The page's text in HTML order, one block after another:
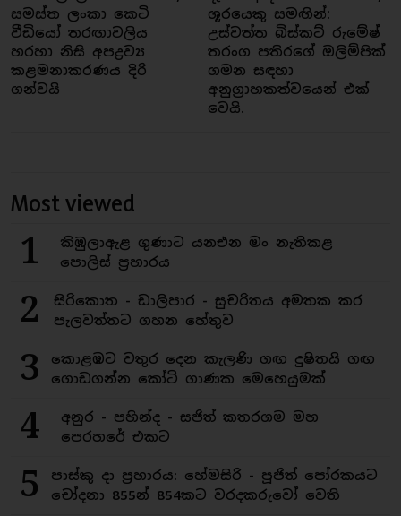
සමස්ත ලංකා කෙටි
වීඩියෝ තරඟාවලිය
හරහා නිසි අපද්‍රව්‍ය
කළමනාකරණය දිරි
ගන්වයි
ශූරයෙකු සමඟින්:
උස්වත්ත බිස්කට් රුමේෂ්
තරංග පතිරගේ ඔලිම්පික්
ගමන සඳහා
අනුග්‍රාහකත්වයෙන් එක්
වෙයි.
Most viewed
1
කිඹුලාඇළ ගුණාට යනඑන මං නැතිකළ
පොලිස් ප්‍රහාරය
2
සිරිකොත - ඩාලිපාර - සුචරිතය අමතක කර
පැලවත්තට ගහන හේතුව
3
කොළඹට වතුර දෙන කැලණි ගඟ දුෂිතයි ගඟ
ගොඩගන්න කෝටි ගාණක මෙහෙයුමක්
4
අනුර - පහින්ද - සජිත් කතරගම මහ
පෙරහරේ එකට
5
පාස්කු දා ප්‍රහාරය: හේමසිරි - පූජිත් පෝරකයට
චෝදනා 855න් 854කට වරදකරුවෝ වෙති